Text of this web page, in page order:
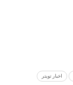
اخبار تويتر